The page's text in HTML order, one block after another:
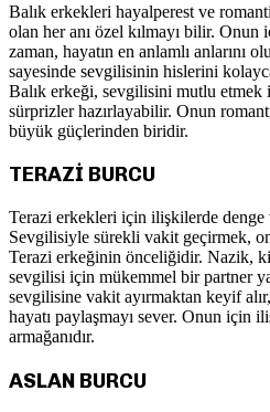
Balık erkekleri hayalperest ve
olan her anı özel kılmayı bilir.
zaman, hayatın en anlamlı anlarını
sayesinde sevgilisinin hislerini
Balık erkeği, sevgilisini mutlu
sürprizler hazırlayabilir. Onun
büyük güçlerinden biridir.
TERAZİ BURCU
Terazi erkekleri için ilişkilerde
Sevgilisiyle sürekli vakit geçirmek,
Terazi erkeğinin önceliğidir. Nazik,
sevgilisi için mükemmel bir partner
sevgilisine vakit ayırmaktan keyif
hayatı paylaşmayı sever. Onun için
armağanıdır.
ASLAN BURCU